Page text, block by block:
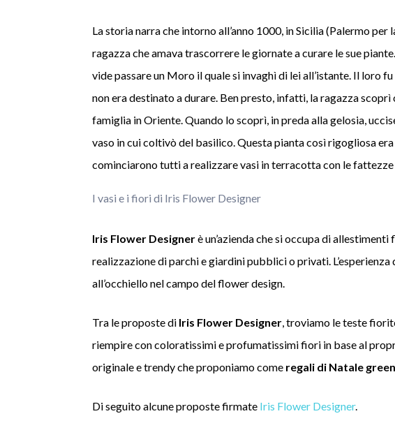
La storia narra che intorno all’anno 1000, in Sicilia (Palermo
ragazza che amava trascorrere le giornate a curare le sue
vide passare un Moro il quale si invaghì di lei all’istante. Il loro
non era destinato a durare. Ben presto, infatti, la ragazza scoprì
famiglia in Oriente. Quando lo scoprì, in preda alla gelosia,
vaso in cui coltivò del basilico. Questa pianta così rigogliosa
cominciarono tutti a realizzare vasi in terracotta con le
I vasi e i fiori di Iris Flower Designer
Iris Flower Designerè un’azienda che si occupa di
realizzazione di parchi e giardini pubblici o privati.
all’occhiello nel campo del flower design.
Tra le proposte di Iris Flower Designer, troviamo le teste
riempire con coloratissimi e profumatissimi fiori in base al
originale e trendy che proponiamo come regali di Natale green
Di seguito alcune proposte firmate Iris Flower Designer.